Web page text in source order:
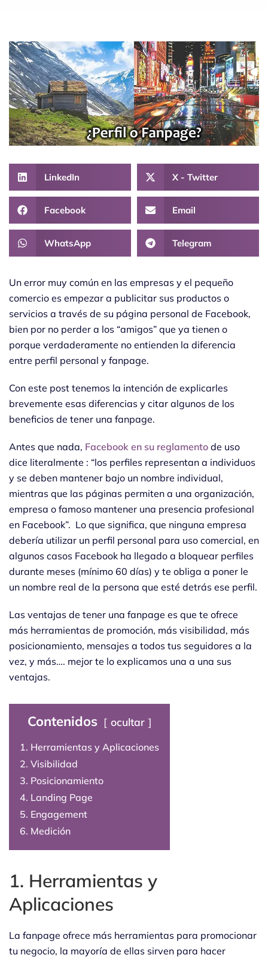
LinkedIn X - Twitter
Facebook Email
WhatsApp Telegram
Un error muy común en las empresas y el pequeño
comercio es empezar a publicitar sus productos o
servicios a través de su página personal de Facebook,
bien por no perder a los “amigos” que ya tienen o
porque verdaderamente no entienden la diferencia
entre perfil personal y fanpage.
Con este post tenemos la intención de explicarles
brevemente esas diferencias y citar algunos de los
beneficios de tener una fanpage.
Antes que nada, Facebook en su reglamento de uso
dice literalmente : “los perfiles representan a individuos
y se deben mantener bajo un nombre individual,
mientras que las páginas permiten a una organización,
empresa o famoso mantener una presencia profesional
en Facebook”. Lo que significa, que ninguna empresa
debería utilizar un perfil personal para uso comercial, en
algunos casos Facebook ha llegado a bloquear perfiles
durante meses (mínimo 60 días) y te obliga a poner le
un nombre real de la persona que esté detrás ese perfil.
Las ventajas de tener una fanpage es que te ofrece
más herramientas de promoción, más visibilidad, más
posicionamiento, mensajes a todos tus seguidores a la
vez, y más…. mejor te lo explicamos una a una sus
ventajas.
Contenidos ocultar
1. Herramientas y Aplicaciones
2. Visibilidad
3. Posicionamiento
4. Landing Page
5. Engagement
6. Medición
1. Herramientas y
Aplicaciones
La fanpage ofrece más herramientas para promocionar
tu negocio, la mayoría de ellas sirven para hacer